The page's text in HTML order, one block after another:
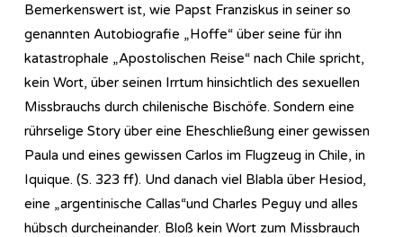
Bemerkenswert ist, wie Papst Franziskus in seiner so
genannten Autobiografie „Hoffe“ über seine für ihn
katastrophale „Apostolischen Reise“ nach Chile spricht,
kein Wort, über seinen Irrtum hinsichtlich des sexuellen
Missbrauchs durch chilenische Bischöfe. Sondern eine
rührselige Story über eine Eheschließung einer gewissen
Paula und eines gewissen Carlos im Flugzeug in Chile, in
Iquique. (S. 323 ff). Und danach viel Blabla über Hesiod,
eine „argentinische Callas“und Charles Peguy und alles
hübsch durcheinander. Bloß kein Wort zum Missbrauch